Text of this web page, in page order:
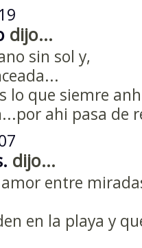
dijo...
sin sol y,
lo que siemre
ahi pasa de
dijo...
entre
en la playa y